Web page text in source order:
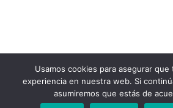
Usamos cookies para asegurar que
experiencia en nuestra web. Si
asumiremos que estás de